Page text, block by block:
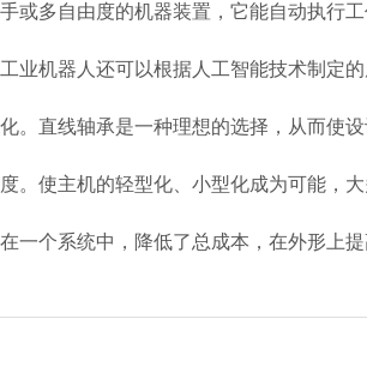
或多自由度的机器装置，它能自动执行
业机器人还可以根据人工智能技术制定的
。直线轴承是一种理想的选择，从而使
。使主机的轻型化、小型化成为可能，
一个系统中，降低了总成本，在外形上